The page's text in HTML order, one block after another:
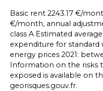
Basic rent 2243.17 €/
€/month, annual
class A Estimated
expenditure for standard
energy prices 2021:
Information on the risks
exposed is available on
georisques.gouv.fr.